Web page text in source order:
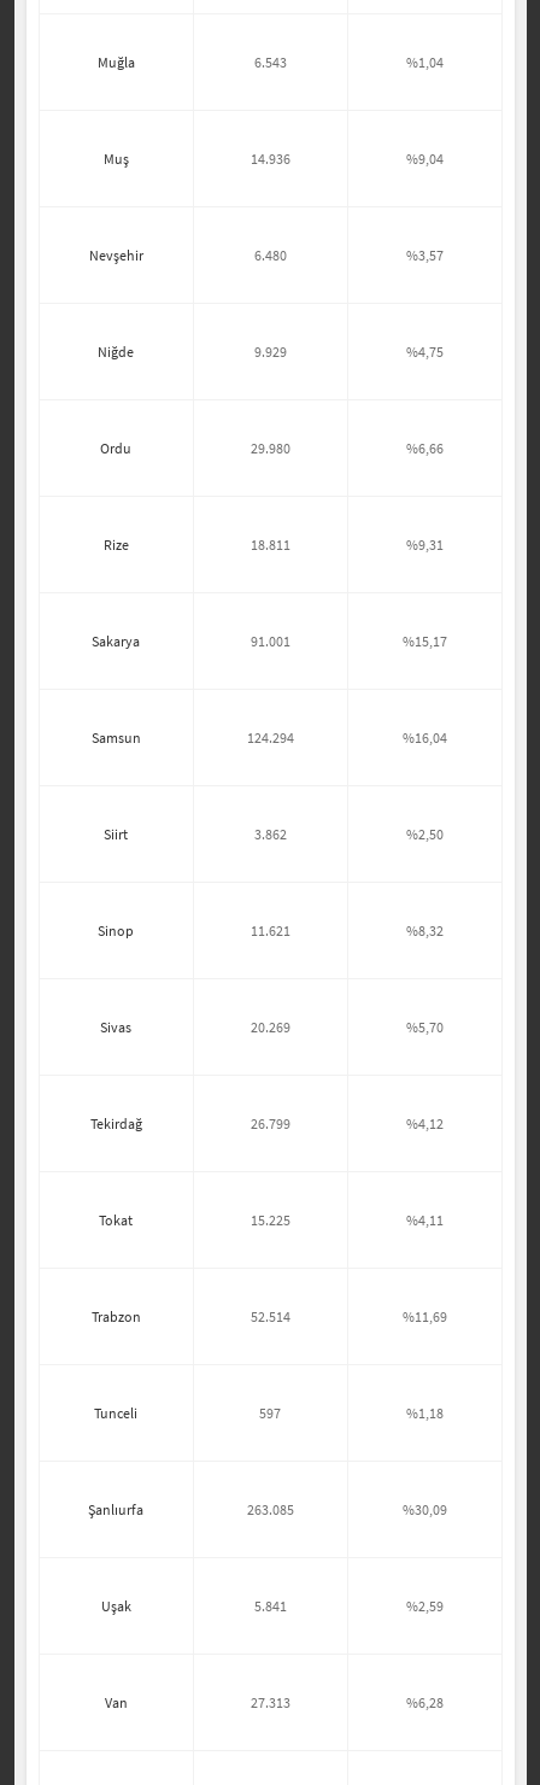
Muğla 6.543 %1,04
Muş 14.936 %9,04
Nevşehir 6.480 %3,57
Niğde 9.929 %4,75
Ordu 29.980 %6,66
Rize 18.811 %9,31
Sakarya 91.001 %15,17
Samsun 124.294 %16,04
Siirt 3.862 %2,50
Sinop 11.621 %8,32
Sivas 20.269 %5,70
Tekirdağ 26.799 %4,12
Tokat 15.225 %4,11
Trabzon 52.514 %11,69
Tunceli 597 %1,18
Şanlıurfa 263.085 %30,09
Uşak 5.841 %2,59
Van 27.313 %6,28